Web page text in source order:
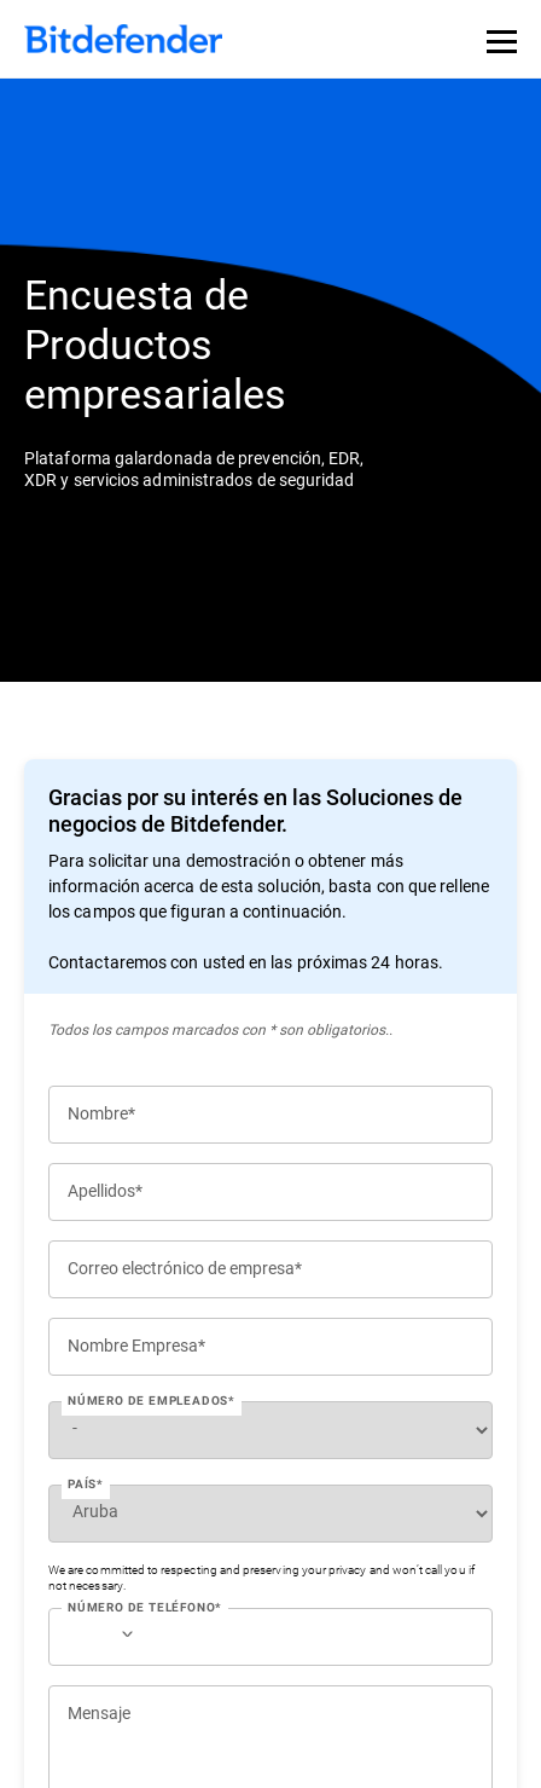
Encuesta de
Productos
empresariales
Plataforma galardonada de prevención, EDR,
XDR y servicios administrados de seguridad
Gracias por su interés en las Soluciones de
negocios de Bitdefender.
Para solicitar una demostración o obtener más
información acerca de esta solución, basta con que rellene
los campos que figuran a continuación.
Contactaremos con usted en las próximas 24 horas.
Todos los campos marcados con * son obligatorios..
Nombre*
Apellidos*
Correo electrónico de empresa*
Nombre Empresa*
NÚMERO DE EMPLEADOS*
PAÍS*
We are committed to respecting and preserving your privacy and won’t call you if
not necessary.
NÚMERO DE TELÉFONO*
Mensaje